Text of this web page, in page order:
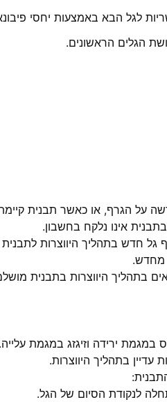
לגל הבא באמצעות יחסי
על הגרף, או כאשר תבנית
אינו נלקח בחשבון.
גל חדש בתהליך היווצרות
מחדש.
בתהליך היווצרות בתבנית
ירידה וזיגזג במגמת עלייה.
בתהליך היווצרות.
לנקודת הסיום של הגל.